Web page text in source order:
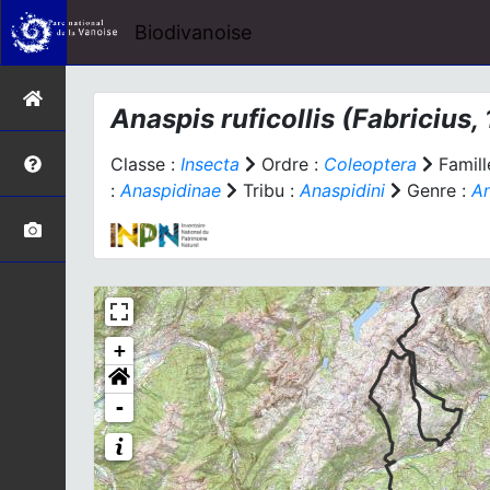
Biodivanoise
Anaspis ruficollis (Fabricius,
Classe : Insecta Ordre : Coleoptera
:Anaspidinae Tribu :Anaspidini Genre :
+
-